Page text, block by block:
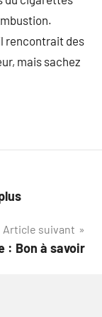
rencontrait des
mais sachez
Article suivant
: Bon à savoir